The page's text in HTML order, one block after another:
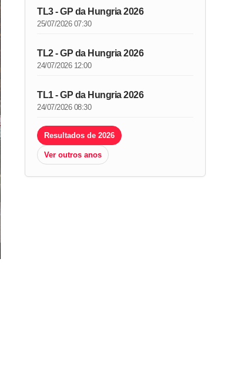
TL3 - GP da Hungria 2026
25/07/2026 07:30
TL2 - GP da Hungria 2026
24/07/2026 12:00
TL1 - GP da Hungria 2026
24/07/2026 08:30
Resultados de 2026
Ver outros anos